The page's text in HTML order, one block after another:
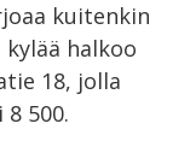
kuitenkin
halkoo
18, jolla
500.